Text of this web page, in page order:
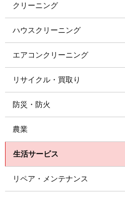
クリーニング
ハウスクリーニング
エアコンクリーニング
リサイクル・買取り
防災・防火
農業
生活サービス
リペア・メンテナンス